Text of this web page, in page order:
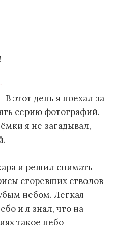
В этот день я поехал за
серию фотографий.
я не загадывал,
и решил снимать
сгоревших стволов
небом. Легкая
и я знал, что на
такое небо